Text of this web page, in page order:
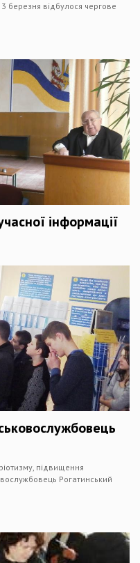
березня відбулося чергове
інформації
підвищення
Рогатинський